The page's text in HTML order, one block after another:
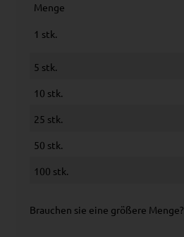
Menge
1 stk.
5 stk.
10 stk.
25 stk.
50 stk.
100 stk.
Brauchen sie eine größere Menge?